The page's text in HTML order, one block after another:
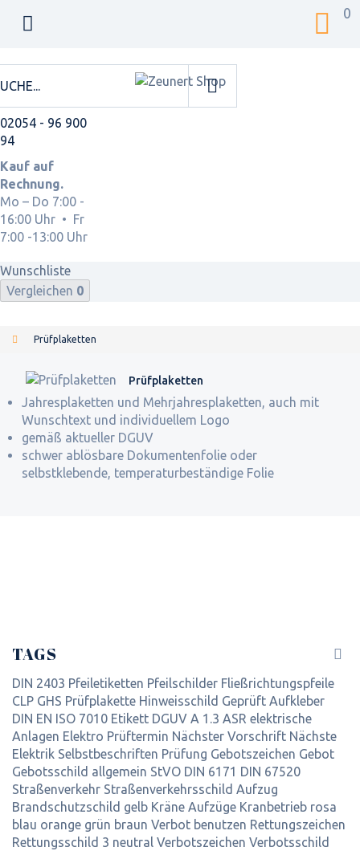
0
02054 - 96 900
94
Kauf auf
Rechnung.
Mo – Do 7:00 -
16:00 Uhr • Fr
7:00 -13:00 Uhr
Wunschliste
Vergleichen 0
Prüfplaketten
Prüfplaketten
Jahresplaketten und Mehrjahresplaketten, auch mit
Wunschtext und individuellem Logo
gemäß aktueller DGUV
schwer ablösbare Dokumentenfolie oder
selbstklebende, temperaturbeständige Folie
TAGS
DIN 2403 Pfeiletiketten Pfeilschilder Fließrichtungspfeile
CLP GHS Prüfplakette Hinweisschild Geprüft Aufkleber
DIN EN ISO 7010 Etikett DGUV A 1.3 ASR elektrische
Anlagen Elektro Prüftermin Nächster Vorschrift Nächste
Elektrik Selbstbeschriften Prüfung Gebotszeichen Gebot
Gebotsschild allgemein StVO DIN 6171 DIN 67520
Straßenverkehr Straßenverkehrsschild Aufzug
Brandschutzschild gelb Kräne Aufzüge Kranbetrieb rosa
blau orange grün braun Verbot benutzen Rettungszeichen
Rettungsschild 3 neutral Verbotszeichen Verbotsschild